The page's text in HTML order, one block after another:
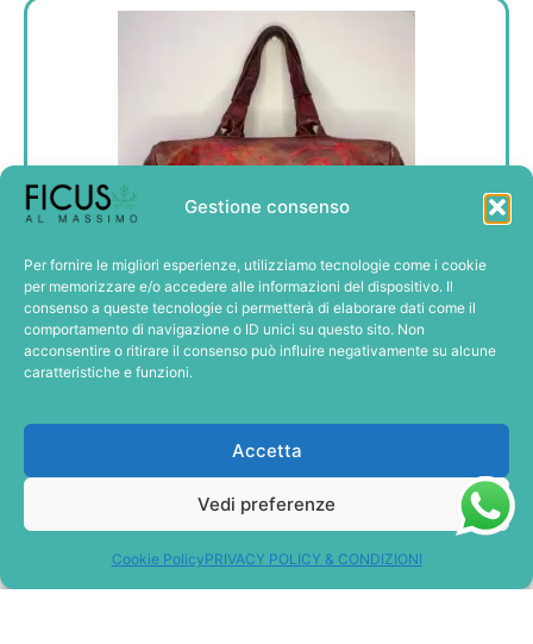
Gestione consenso
Per fornire le migliori esperienze, utilizziamo tecnologie come i cookie
per memorizzare e/o accedere alle informazioni del dispositivo. Il
consenso a queste tecnologie ci permetterà di elaborare dati come il
comportamento di navigazione o ID unici su questo sito. Non
acconsentire o ritirare il consenso può influire negativamente su alcune
caratteristiche e funzioni.
Accetta
Vedi preferenze
Cookie PolicyPRIVACY POLICY & CONDIZIONI
Borsa Vintage Tatuata
70,00€